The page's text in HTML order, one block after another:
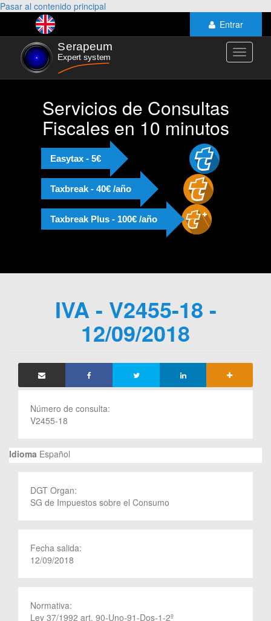
Pasar al contenido principal
Entrar
Toggle
Servicios de Consultas
Fiscales en 10 minutos
Easytax - 5€
Taxbreak - 40€ /año
Taxbreak Plus - 100€ /año
IVA - V2455-18 -
12/09/2018
Número de consulta:
V2455-18
Idioma Español
DGT Organ:
SG de Impuestos sobre el Consumo
Fecha salida:
12/09/2018
Normativa:
Ley 37/1992 art. 90-Uno-91-Dos-1-2º